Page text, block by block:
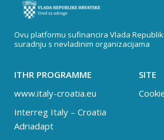
Ovu platformu sufinancira Vlada
suradnju s nevladinim organizacijama
ITHR PROGRAMME
www.italy-croatia.eu
Interreg Italy – Croatia
Adriadapt
SITE